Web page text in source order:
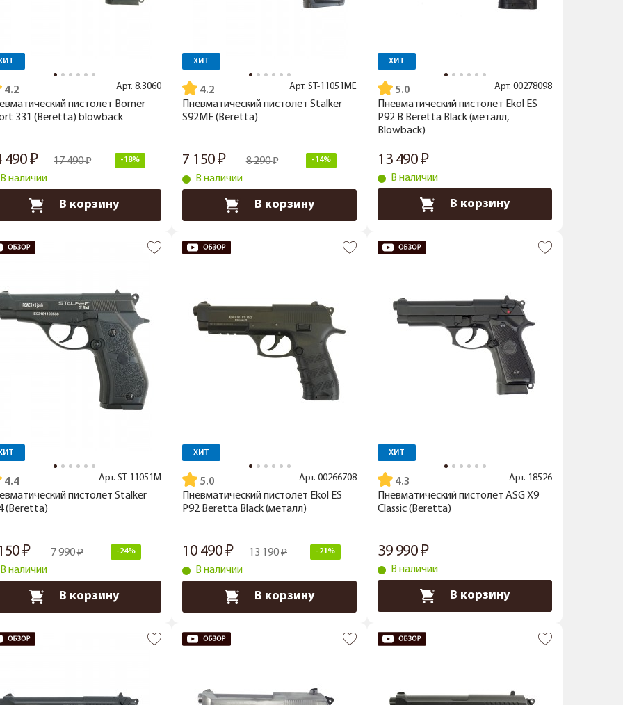
4.2 Арт. 8.3060
пистолет Borner
331 (Beretta) blowback
490 17 490 -18%
В наличии
В корзину
ХИТ
4.2 Арт. ST-11051ME
Пневматический пистолет Stalker
S92ME (Beretta)
7 150 8 290 -14%
В наличии
В корзину
ХИТ
5.0 Арт. 00278098
Пневматический пистолет Ekol ES
P92 B Beretta Black (металл,
Blowback)
13 490
В наличии
В корзину
4.4 Арт. ST-11051M
пистолет Stalker
(Beretta)
7 990 -24%
В наличии
В корзину
ХИТ
5.0 Арт. 00266708
Пневматический пистолет Ekol ES
P92 Beretta Black (металл)
10 490 13 190 -21%
В наличии
В корзину
ХИТ
4.3 Арт. 18526
Пневматический пистолет ASG X9
Classic (Beretta)
39 990
В наличии
В корзину